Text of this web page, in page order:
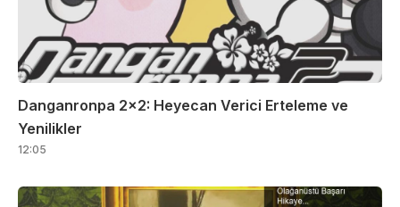
Danganronpa 2×2: Heyecan Verici Erteleme ve
Yenilikler
12:05